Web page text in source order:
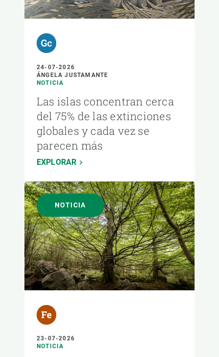
24-07-2026
ÁNGELA JUSTAMANTE
NOTICIA
Las islas concentran cerca
del 75% de las extinciones
globales y cada vez se
parecen más
EXPLORAR
NOTICIA
23-07-2026
NOTICIA